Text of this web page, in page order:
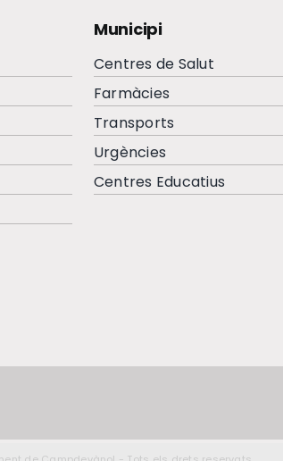
Municipi
Centres de Salut
Farmàcies
Transports
Urgències
Centres Educatius